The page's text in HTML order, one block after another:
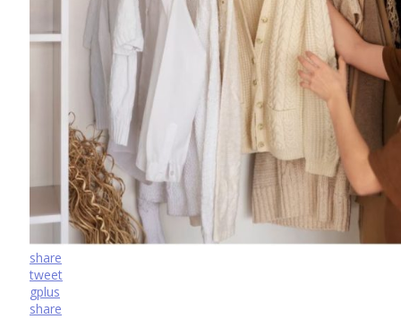
share
tweet
gplus
share